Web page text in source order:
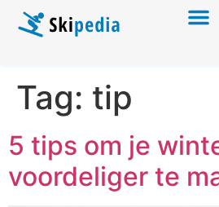
Tag: tip
5 tips om je
voordeliger te